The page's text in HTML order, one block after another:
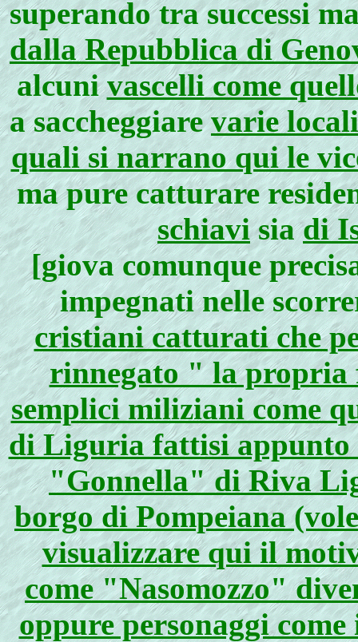
superando tra successi
dalla Repubblica di
alcunivascelli come
a saccheggiarevarie
quali si narrano qui le
ma pure catturare
schiavisiadi
[giova comunque
impegnati nelle
cristiani catturati che
rinnegato " la propria
semplici miliziani come
di Liguria fattisi appunto
"Gonnella" di Riva
borgo di Pompeiana
visualizzare qui il
come "Nasomozzo"
oppure personaggi